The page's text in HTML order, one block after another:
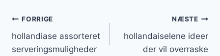
Indlægsnavigation
FORRIGE
hollandiase assorteret
serveringsmuligheder
NÆSTE
hollandaiselene ideer
der vil overraske